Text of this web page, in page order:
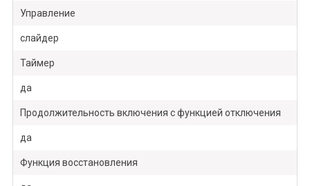
Управление
слайдер
Таймер
да
Продолжительность включения с функцией отключения
да
Функция восстановления